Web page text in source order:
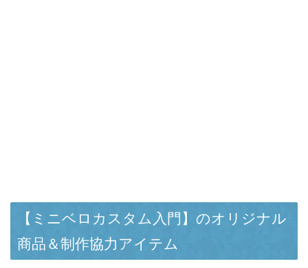
【ミニベロカスタム入門】のオリジナル
商品＆制作協力アイテム